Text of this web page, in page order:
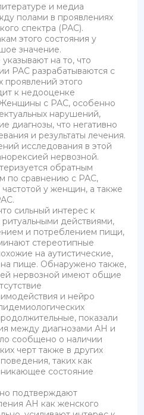
и медиа
полами в проявлениях
спектра (РАС).
этого состояния у
значение.
на то, что
РАС разрабатываются с
проявлений этого
к недооценке
с РАС, особенно
нарушений,
диагнозы, что негативно
и результаты лечения.
исследования в этой
нервозной.
обратным
по сравнению с РАС,
у женщин, а также
сильный интерес к
действиями,
и потреблением пищи,
стереотипные
на аутистические,
пище. Обнаружено также,
нервозной имеют общие
и нейро
показали
между диагнозами АН и
сообщено о наличии
черт также в других
таких как
состояние
подтверждают
АН как женского